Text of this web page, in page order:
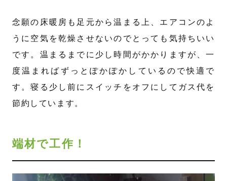
念願の床暖房も足元から温まる上、エアコンのよ
うに空気を乾燥させないのでとっても気持ちいい
です。温まるまでに少し時間がかかりますが、一
度温まればずっとぽかぽかしているので快適で
す。寝る少し前にスイッチをオフにしてガス代を
節約しています。
端材で工作！